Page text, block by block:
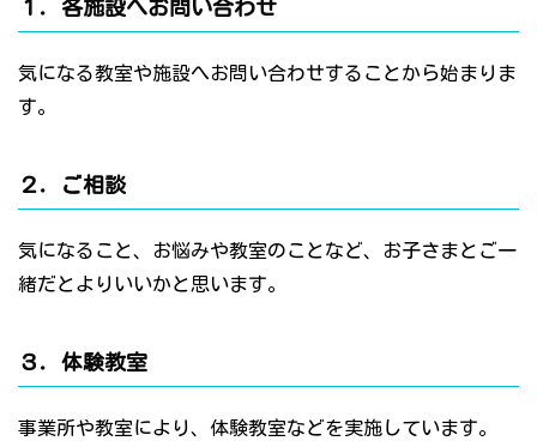
１．各施設へお問い合わせ
気になる教室や施設へお問い合わせすることから始まりま
す。
２．ご相談
気になること、お悩みや教室のことなど、お子さまとご一
緒だとよりいいかと思います。
３．体験教室
事業所や教室により、体験教室などを実施しています。